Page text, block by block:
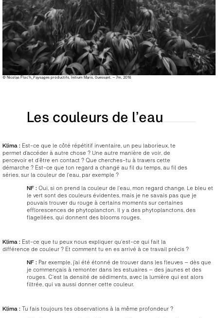
© Nicolas Floc’h_Paysages productifs, Initium Maris, 0uessant, – 7m, 2016
Les couleurs de l’eau
Klima : Est-ce que le côté répétitif inventaire, un peu laborieux, te
permet d’accéder à autre chose ? Une autre manière de voir, de
percevoir et d’être en contact ? Que cherches-tu à travers cette
démarche ? Est-ce que ton regard a changé au fil du temps, au fil des
séries, sur la couleur de l’eau, par exemple ?
NF : Oui, si on prend la couleur de l’eau, mon regard change. Le bleu et
le vert sont des couleurs évidentes, mais je ne savais pas que je
pouvais trouver du rouge à certains moments sur certaines
efflorescences de phytoplancton. Il y a des phytoplanctons, des
flagellées, qui donnent des blooms rouges.
Klima : Est-ce que tu peux nous expliquer qu’est-ce qui fait la
différence de couleur ? Et comment tu en es arrivé à ce travail précis ?
NF : Par exemple, j’ai été étonné de trouver dans les fleuves – dès que
je commençais à remonter dans les estuaires – des jaunes et des
rouges. C’est la densité de sédiments, avec la lumière qui est alors
filtrée, qui va aussi donner cette couleur.
Klima : Tu fais toujours tes observations à la même profondeur ?